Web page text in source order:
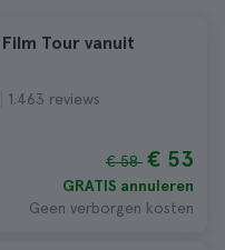
Tour vanuit
1.463 reviews
€ 58 € 53
GRATIS annuleren
Geen verborgen kosten